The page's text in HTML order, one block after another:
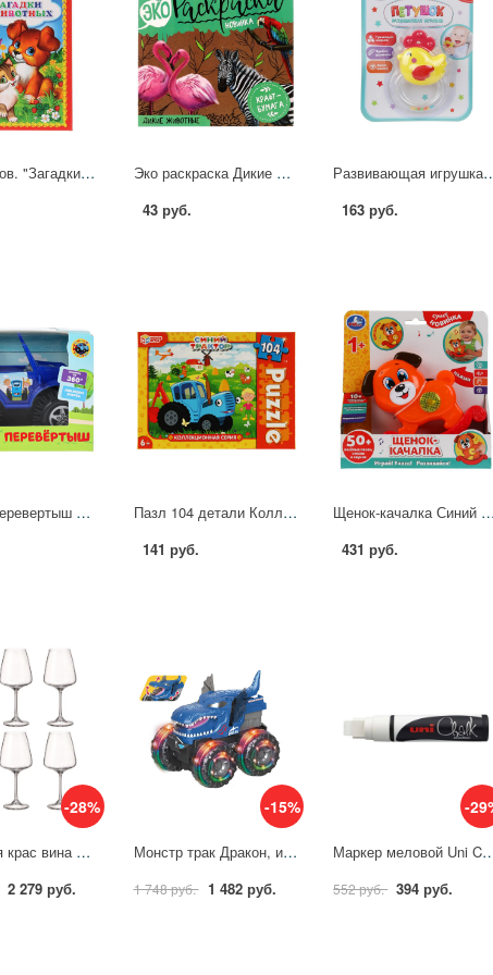
В. Степанов. "Загадки о животных" книжка-малышка Умка 978-5-506-01157-6
Эко раскраска Дикие животные Умка 978-5-506-07042-9
43 руб.
Развивающая игрушка
163 руб.
Машина-перевертыш Синий Трактор Технодрайв 1310B068-R4 (240)
Пазл 104 детали Коллекционная серия. Синий Трактор Умные игры 4680107974761
141 руб.
Щенок-качалка Синий Трактор 50 песен, стихов, звуков, свет УМка HT623-R (72)
431 руб.
-28%
Бокал для крас вина CORVUS,450мл(набор 6шт)арт. 91L/1SC69/0/00000/450-664 Crystal Bohemia 1911884
2 279 руб.
-15%
Монстр трак Дракон, инерц., подсветка колес, звук, поднимает крылья, раскрывает пасть Пламенный мотор 870969
1 748 руб. 1 482 руб.
-
Маркер меловой Uni Chalk белый
552 руб. 394 руб.